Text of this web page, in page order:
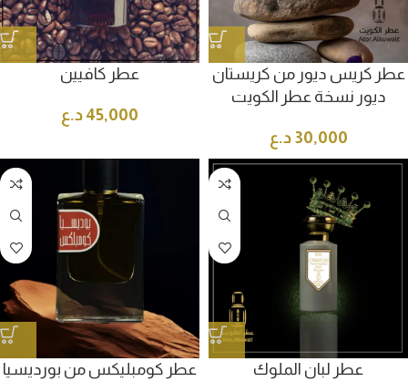
عطر كافيين
45,000 د.ع
عطر كريس ديور من كريستان
ديور نسخة عطر الكويت
30,000 د.ع
عطر كومبليكس من بورديسيا
عطر لبان الملوك